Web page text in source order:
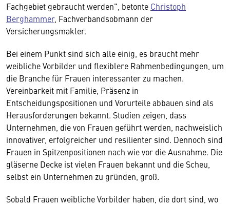
Fachgebiet gebraucht werden", betonte Christoph
Berghammer, Fachverbandsobmann der
Versicherungsmakler.
Bei einem Punkt sind sich alle einig, es braucht mehr
weibliche Vorbilder und flexiblere Rahmenbedingungen, um
die Branche für Frauen interessanter zu machen.
Vereinbarkeit mit Familie, Präsenz in
Entscheidungspositionen und Vorurteile abbauen sind als
Herausforderungen bekannt. Studien zeigen, dass
Unternehmen, die von Frauen geführt werden, nachweislich
innovativer, erfolgreicher und resilienter sind. Dennoch sind
Frauen in Spitzenpositionen nach wie vor die Ausnahme. Die
gläserne Decke ist vielen Frauen bekannt und die Scheu,
selbst ein Unternehmen zu gründen, groß.
Sobald Frauen weibliche Vorbilder haben, die dort sind, wo